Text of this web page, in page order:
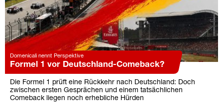
Domenicali nennt Perspektive
Formel 1 vor Deutschland-Comeback?
Die Formel 1 prüft eine Rückkehr nach Deutschland: Doch
zwischen ersten Gesprächen und einem tatsächlichen
Comeback liegen noch erhebliche Hürden